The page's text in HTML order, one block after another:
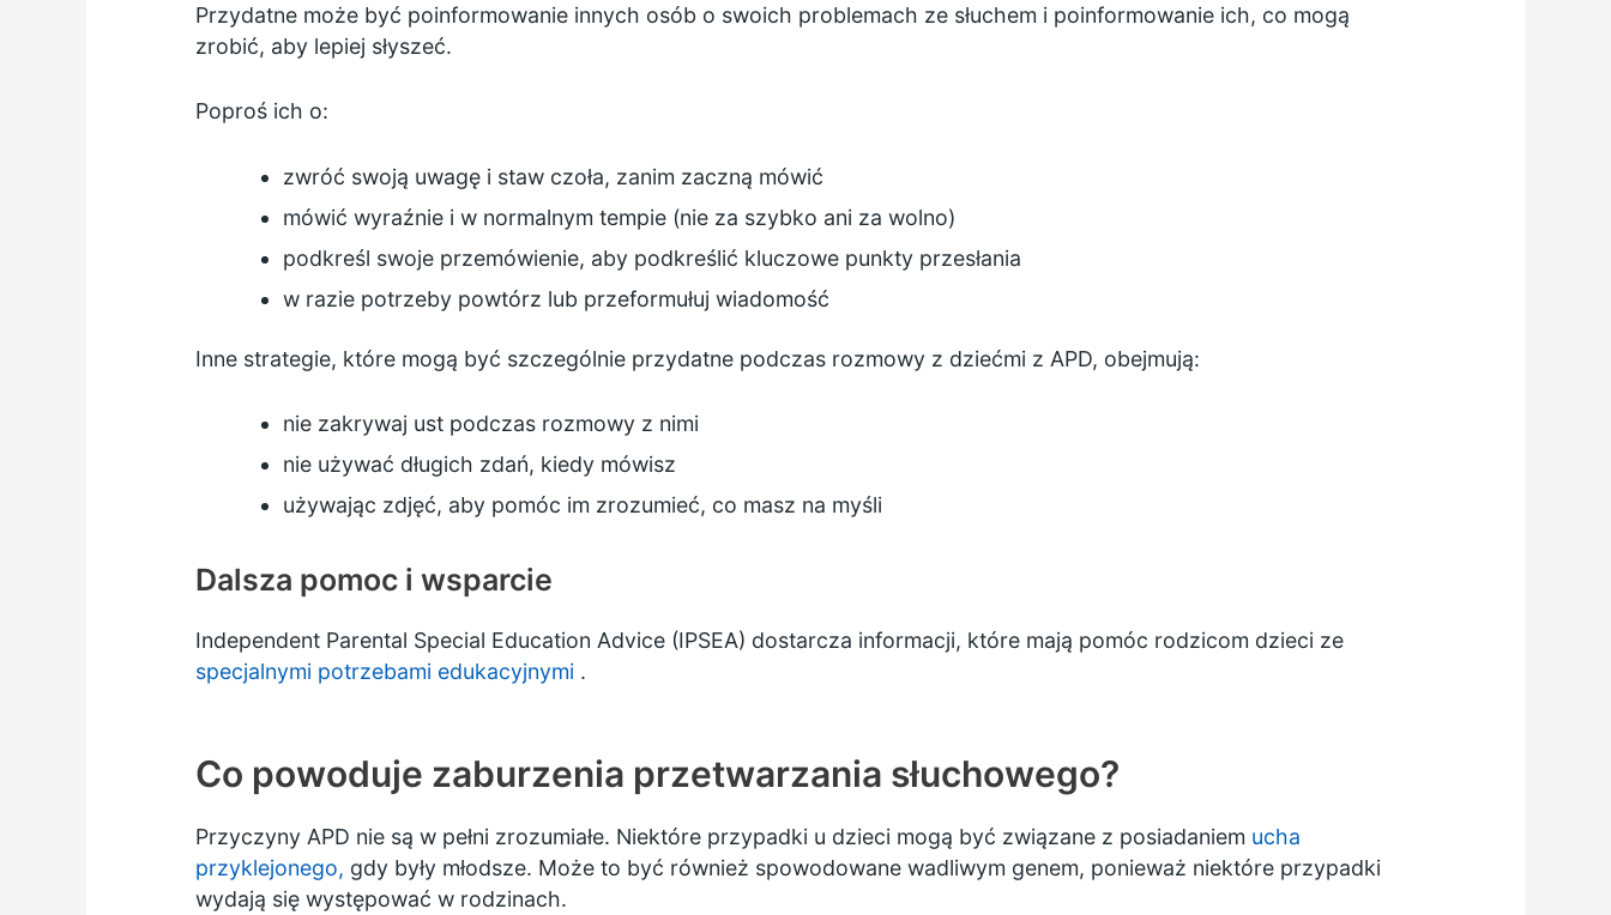
Przydatne może być poinformowanie innych osób o swoich problemach ze słuchem i poinformowanie ich, co mogą
zrobić, aby lepiej słyszeć.
Poproś ich o:
zwróć swoją uwagę i staw czoła, zanim zaczną mówić
mówić wyraźnie i w normalnym tempie (nie za szybko ani za wolno)
podkreśl swoje przemówienie, aby podkreślić kluczowe punkty przesłania
w razie potrzeby powtórz lub przeformułuj wiadomość
Inne strategie, które mogą być szczególnie przydatne podczas rozmowy z dziećmi z APD, obejmują:
nie zakrywaj ust podczas rozmowy z nimi
nie używać długich zdań, kiedy mówisz
używając zdjęć, aby pomóc im zrozumieć, co masz na myśli
Dalsza pomoc i wsparcie
Independent Parental Special Education Advice (IPSEA) dostarcza informacji, które mają pomóc rodzicom dzieci ze
specjalnymi potrzebami edukacyjnymi .
Co powoduje zaburzenia przetwarzania słuchowego?
Przyczyny APD nie są w pełni zrozumiałe. Niektóre przypadki u dzieci mogą być związane z posiadaniem ucha
przyklejonego, gdy były młodsze. Może to być również spowodowane wadliwym genem, ponieważ niektóre przypadki
wydają się występować w rodzinach.